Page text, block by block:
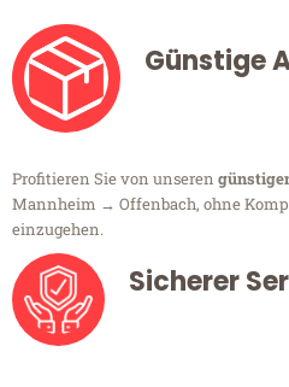
Günstige
Profitieren Sie von unseren
Mannheim → Offenbach, ohne
einzugehen.
Sicherer